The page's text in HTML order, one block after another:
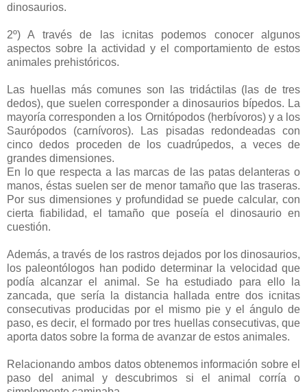
dinosaurios.
2º) A través de las icnitas podemos conocer algunos
aspectos sobre la actividad y el comportamiento de estos
animales prehistóricos.
Las huellas más comunes son las tridáctilas (las de tres
dedos), que suelen corresponder a dinosaurios bípedos. La
mayoría corresponden a los Ornitópodos (herbívoros) y a los
Saurópodos (carnívoros). Las pisadas redondeadas con
cinco dedos proceden de los cuadrúpedos, a veces de
grandes dimensiones.
En lo que respecta a las marcas de las patas delanteras o
manos, éstas suelen ser de menor tamaño que las traseras.
Por sus dimensiones y profundidad se puede calcular, con
cierta fiabilidad, el tamaño que poseía el dinosaurio en
cuestión.
Además, a través de los rastros dejados por los dinosaurios,
los paleontólogos han podido determinar la velocidad que
podía alcanzar el animal. Se ha estudiado para ello la
zancada, que sería la distancia hallada entre dos icnitas
consecutivas producidas por el mismo pie y el ángulo de
paso, es decir, el formado por tres huellas consecutivas, que
aporta datos sobre la forma de avanzar de estos animales.
Relacionando ambos datos obtenemos información sobre el
paso del animal y descubrimos si el animal corría o